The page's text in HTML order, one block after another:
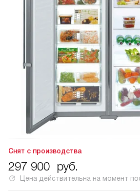
Снят с производства
297 900 руб.
Цена действительна на момент